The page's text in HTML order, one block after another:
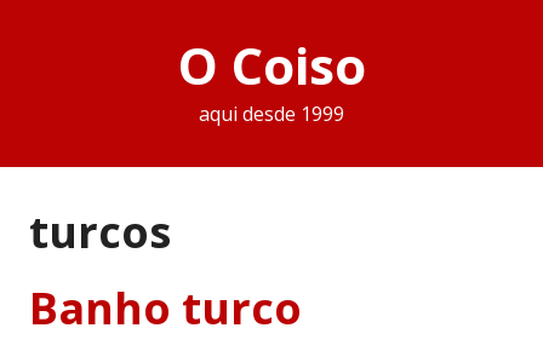
O Coiso
aqui desde 1999
turcos
Banho turco